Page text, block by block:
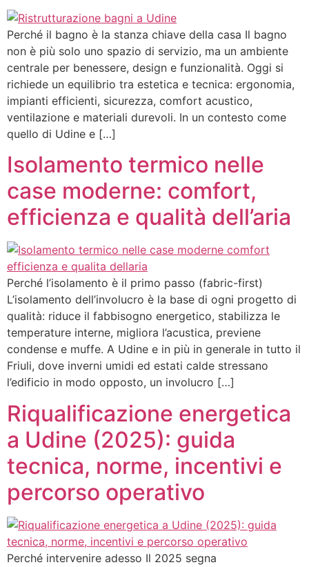
Perché il bagno è la stanza chiave della casa Il bagno
non è più solo uno spazio di servizio, ma un ambiente
centrale per benessere, design e funzionalità. Oggi si
richiede un equilibrio tra estetica e tecnica: ergonomia,
impianti efficienti, sicurezza, comfort acustico,
ventilazione e materiali durevoli. In un contesto come
quello di Udine e […]
Isolamento termico nelle
case moderne: comfort,
efficienza e qualità dell’aria
Perché l’isolamento è il primo passo (fabric-first)
L’isolamento dell’involucro è la base di ogni progetto di
qualità: riduce il fabbisogno energetico, stabilizza le
temperature interne, migliora l’acustica, previene
condense e muffe. A Udine e in più in generale in tutto il
Friuli, dove inverni umidi ed estati calde stressano
l’edificio in modo opposto, un involucro […]
Riqualificazione energetica
a Udine (2025): guida
tecnica, norme, incentivi e
percorso operativo
Perché intervenire adesso Il 2025 segna